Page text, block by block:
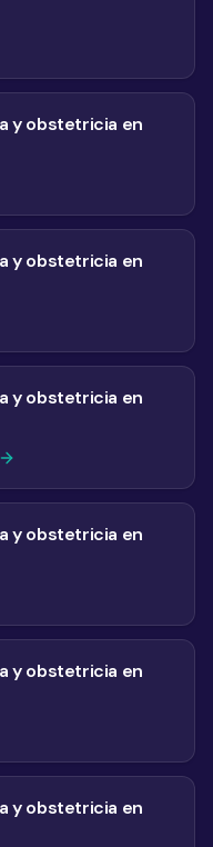
y obstetricia en
y obstetricia en
y obstetricia en
y obstetricia en
y obstetricia en
y obstetricia en